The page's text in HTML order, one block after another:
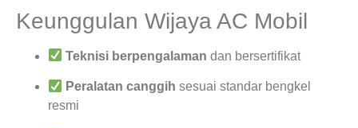
Keunggulan Wijaya AC Mobil
Teknisi berpengalaman dan bersertifikat
Peralatan canggih sesuai standar bengkel
resmi